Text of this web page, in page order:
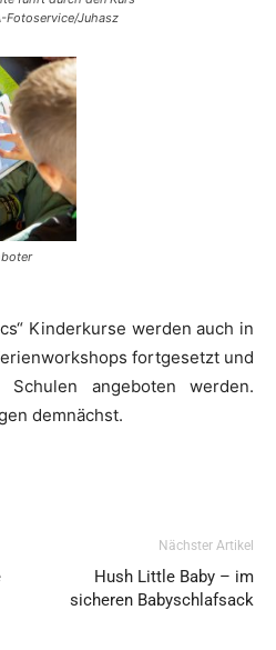
Fotoservice/Juhasz
Kinderkurse werden auch in
fortgesetzt und
angeboten werden.
demnächst.
Nächster Artikel
Hush Little Baby – im
sicheren Babyschlafsack